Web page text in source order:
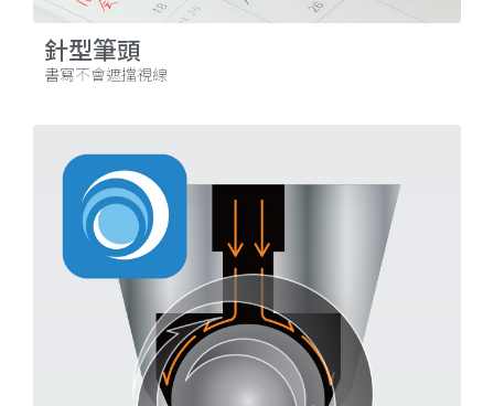
針型筆頭
書寫不會遮擋視線